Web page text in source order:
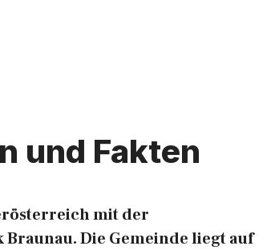
und Fakten
mit der
Die Gemeinde liegt auf